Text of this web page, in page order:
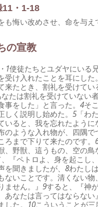
11・1-18
も悔い改めさせ、命を与え
の宣教
1使徒たちとユダヤにいる
受け入れたことを耳にした
来たとき、割礼を受けて
なたは割礼を受けていない
事をした」と言った。4そ
しく説明し始めた。5 「わ
いると、我を忘れたように
のような入れ物が、四隅で
ろまで下りて来たのです。
、野獣、這うもの、空の鳥
『ペトロよ、身を起こし
を聞きましたが、8わたし
ないことです。清くない物
ません。』9すると、『神
あなたは言ってはならな
た。 10こういうことが